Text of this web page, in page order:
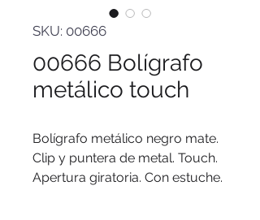
SKU: 00666
00666 Bolígrafo
metálico touch
Bolígrafo metálico negro mate.
Clip y puntera de metal. Touch.
Apertura giratoria. Con estuche.